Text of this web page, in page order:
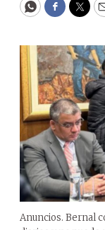
WhatsApp
Anuncios. Bernal